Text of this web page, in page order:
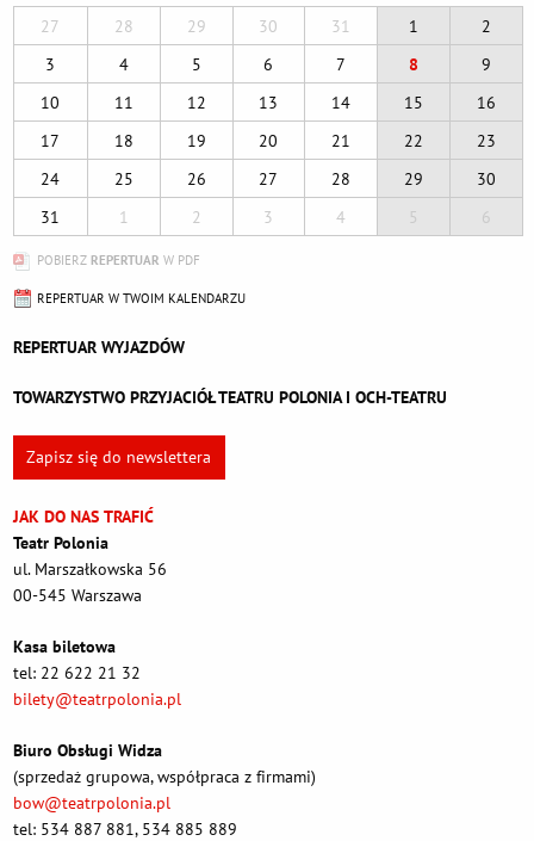
27
28 29 30 31 1
2
3
4 5 6 7 8
9
10
11 12 13 14 15
16
17
18 19 20 21 22
23
24
25 26 27 28 29
30
31
1 2 3 4 5 6
POBIERZ REPERTUAR W PDF
REPERTUAR W TWOIM KALENDARZU
REPERTUAR WYJAZDÓW
TOWARZYSTWO PRZYJACIÓŁ TEATRU POLONIA I OCH-TEATRU
Zapisz się do newslettera
JAK DO NAS TRAFIĆ
Teatr Polonia
ul. Marszałkowska 56
00-545 Warszawa
Kasa biletowa
tel: 22 622 21 32
bilety@teatrpolonia.pl
Biuro Obsługi Widza
(sprzedaż grupowa, współpraca z firmami)
bow@teatrpolonia.pl
tel: 534 887 881, 534 885 889